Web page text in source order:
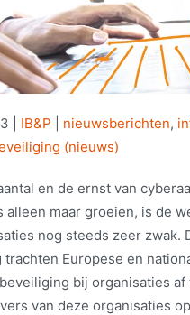
IB&P nieuwsberichten,
(nieuws)
en de ernst van
alleen maar groeien, is de
nog steeds zeer zwak.
trachten Europese en
bij organisaties af
van deze organisaties